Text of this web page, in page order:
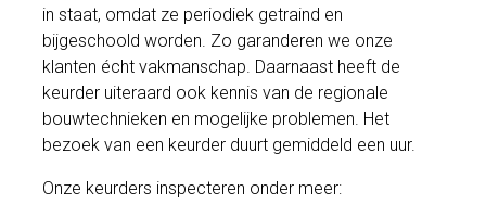
in staat, omdat ze periodiek getraind en
bijgeschoold worden. Zo garanderen we onze
klanten écht vakmanschap. Daarnaast heeft de
keurder uiteraard ook kennis van de regionale
bouwtechnieken en mogelijke problemen. Het
bezoek van een keurder duurt gemiddeld een uur.
Onze keurders inspecteren onder meer: